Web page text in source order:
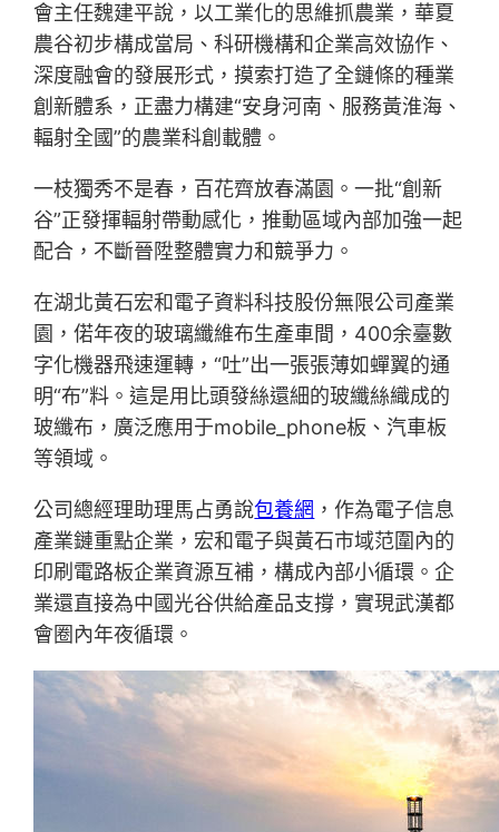
會主任魏建平說，以工業化的思維抓農業，華夏
農谷初步構成當局、科研機構和企業高效協作、
深度融會的發展形式，摸索打造了全鏈條的種業
創新體系，正盡力構建“安身河南、服務黃淮海、
輻射全國”的農業科創載體。
一枝獨秀不是春，百花齊放春滿園。一批“創新
谷”正發揮輻射帶動感化，推動區域內部加強一起
配合，不斷晉陞整體實力和競爭力。
在湖北黃石宏和電子資料科技股份無限公司產業
園，偌年夜的玻璃纖維布生產車間，400余臺數
字化機器飛速運轉，“吐”出一張張薄如蟬翼的通
明“布”料。這是用比頭發絲還細的玻纖絲織成的
玻纖布，廣泛應用于mobile_phone板、汽車板
等領域。
公司總經理助理馬占勇說包養網 ，作為電子信息
產業鏈重點企業，宏和電子與黃石市域范圍內的
印刷電路板企業資源互補，構成內部小循環。企
業還直接為中國光谷供給產品支撐，實現武漢都
會圈內年夜循環。